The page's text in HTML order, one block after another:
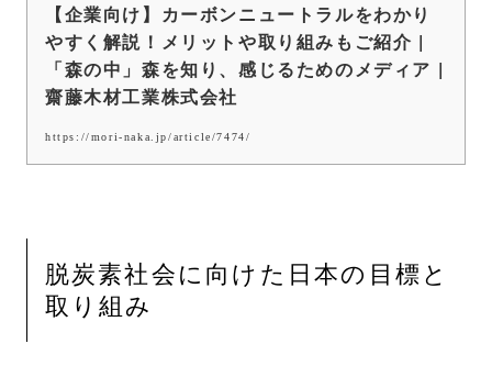
【企業向け】カーボンニュートラルをわかり
やすく解説！メリットや取り組みもご紹介 |
「森の中」森を知り、感じるためのメディア |
齋藤木材工業株式会社
https://mori-naka.jp/article/7474/
脱炭素社会に向けた日本の目標と
取り組み